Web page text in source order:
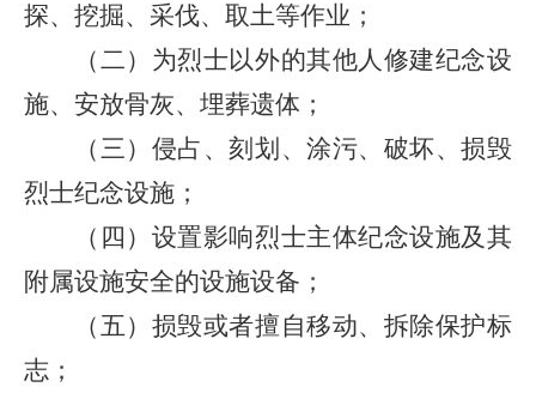
探、挖掘、采伐、取土等作业；
（二）为烈士以外的其他人修建纪念设
施、安放骨灰、埋葬遗体；
（三）侵占、刻划、涂污、破坏、损毁
烈士纪念设施；
（四）设置影响烈士主体纪念设施及其
附属设施安全的设施设备；
（五）损毁或者擅自移动、拆除保护标
志；